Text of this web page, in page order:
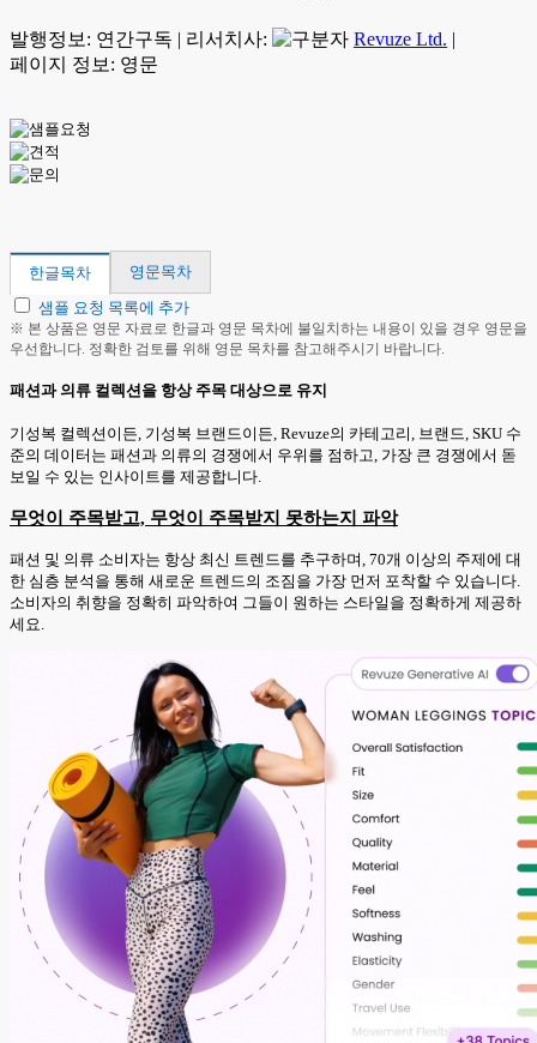
발행정보: 연간구독 | 리서치사: Revuze Ltd. |
페이지 정보: 영문
한글목차
영문목차
샘플 요청 목록에 추가
※ 본 상품은 영문 자료로 한글과 영문 목차에 불일치하는 내용이 있을 경우 영문을
우선합니다. 정확한 검토를 위해 영문 목차를 참고해주시기 바랍니다.
패션과 의류 컬렉션을 항상 주목 대상으로 유지
기성복 컬렉션이든, 기성복 브랜드이든, Revuze의 카테고리, 브랜드, SKU 수
준의 데이터는 패션과 의류의 경쟁에서 우위를 점하고, 가장 큰 경쟁에서 돋
보일 수 있는 인사이트를 제공합니다.
무엇이 주목받고, 무엇이 주목받지 못하는지 파악
패션 및 의류 소비자는 항상 최신 트렌드를 추구하며, 70개 이상의 주제에 대
한 심층 분석을 통해 새로운 트렌드의 조짐을 가장 먼저 포착할 수 있습니다.
소비자의 취향을 정확히 파악하여 그들이 원하는 스타일을 정확하게 제공하
세요.